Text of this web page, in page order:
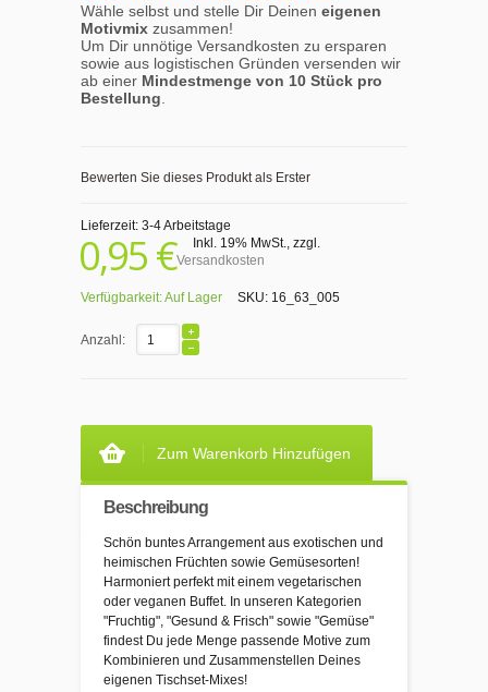
Wähle selbst und stelle Dir Deinen eigenen
Motivmix zusammen!
Um Dir unnötige Versandkosten zu ersparen
sowie aus logistischen Gründen versenden wir
ab einer Mindestmenge von 10 Stück pro
Bestellung.
Bewerten Sie dieses Produkt als Erster
Lieferzeit: 3-4 Arbeitstage
0,95 € Inkl. 19% MwSt., zzgl.
Versandkosten
Verfügbarkeit:Auf Lager SKU: 16_63_005
Anzahl:
Zum Warenkorb Hinzufügen
Beschreibung
Schön buntes Arrangement aus exotischen und
heimischen Früchten sowie Gemüsesorten!
Harmoniert perfekt mit einem vegetarischen
oder veganen Buffet. In unseren Kategorien
"Fruchtig", "Gesund & Frisch" sowie "Gemüse"
findest Du jede Menge passende Motive zum
Kombinieren und Zusammenstellen Deines
eigenen Tischset-Mixes!